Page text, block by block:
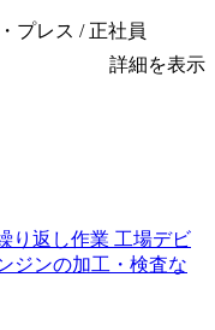
プレス / 正社員
詳細を表示